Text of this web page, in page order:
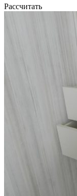
Рассчитать